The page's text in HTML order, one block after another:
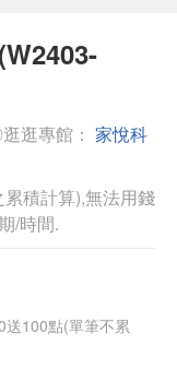
逛專館： 家悅科
積計算),無法用錢
/時間.
送100點(單筆不累